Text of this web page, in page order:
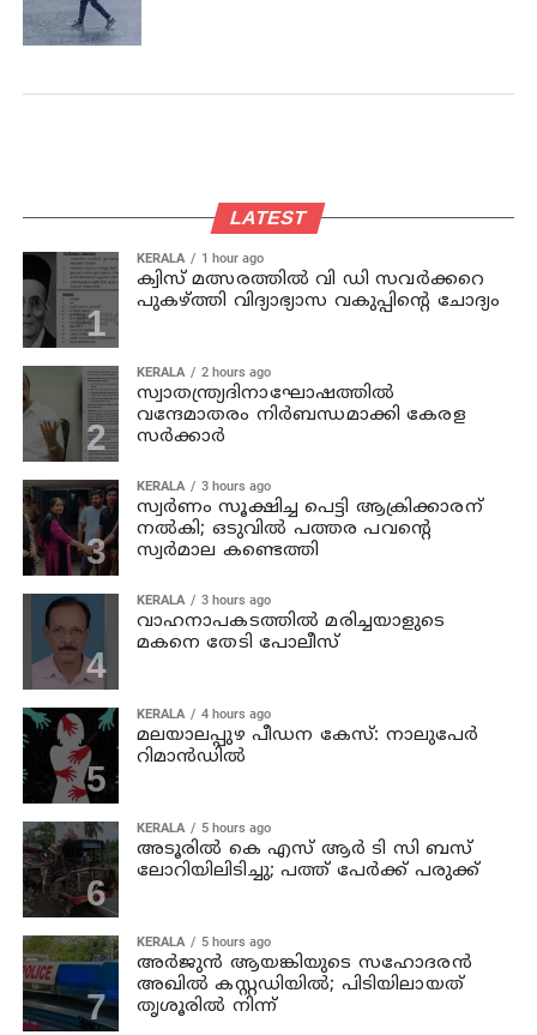
LATEST
KERALA 1 hour ago
ക്വിസ് മത്സരത്തില്‍ വി ഡി സവര്‍ക്കറെ
പുകഴ്ത്തി വിദ്യാഭ്യാസ വകുപ്പിന്റെ ചോദ്യം
KERALA 2 hours ago
സ്വാതന്ത്ര്യദിനാഘോഷത്തില്‍
വന്ദേമാതരം നിര്‍ബന്ധമാക്കി കേരള
സര്‍ക്കാര്‍
KERALA 3 hours ago
സ്വര്‍ണം സൂക്ഷിച്ച പെട്ടി ആക്രിക്കാരന്
നല്‍കി; ഒടുവില്‍ പത്തര പവന്റെ
സ്വര്‍മാല കണ്ടെത്തി
KERALA 3 hours ago
വാഹനാപകടത്തില്‍ മരിച്ചയാളുടെ
മകനെ തേടി പോലീസ്
KERALA 4 hours ago
മലയാലപ്പുഴ പീഡന കേസ്: നാലുപേര്‍
റിമാന്‍ഡില്‍
KERALA 5 hours ago
അടൂരില്‍ കെ എസ് ആര്‍ ടി സി ബസ്
ലോറിയിലിടിച്ചു; പത്ത് പേര്‍ക്ക് പരുക്ക്
KERALA 5 hours ago
അര്‍ജുന്‍ ആയങ്കിയുടെ സഹോദരന്‍
അഖില്‍ കസ്റ്റഡിയില്‍; പിടിയിലായത്
തൃശൂരില്‍ നിന്ന്